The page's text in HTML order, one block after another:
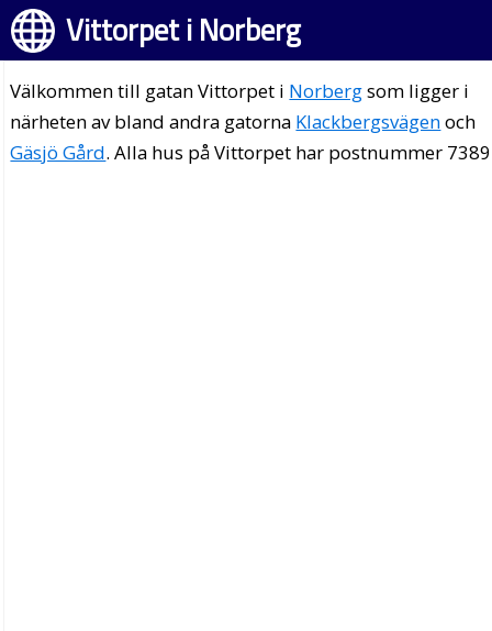
Vittorpet i Norberg
Välkommen till gatan Vittorpet i Norbergsom ligger i
närheten av bland andra gatorna Klackbergsvägenoch
Gäsjö Gård. Alla hus på Vittorpet har postnummer